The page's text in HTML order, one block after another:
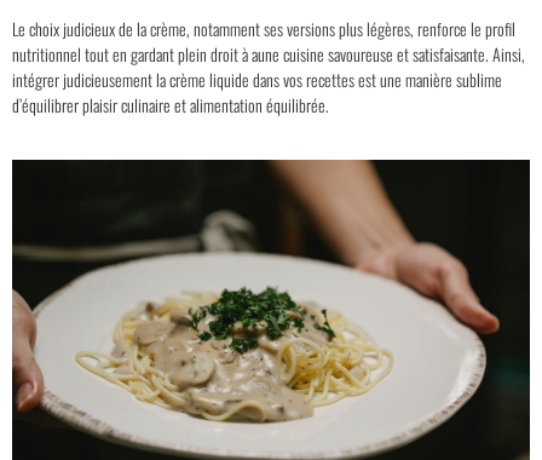
Le choix judicieux de la crème, notamment ses versions plus légères, renforce le profil
nutritionnel tout en gardant plein droit à aune cuisine savoureuse et satisfaisante. Ainsi,
intégrer judicieusement la crème liquide dans vos recettes est une manière sublime
d’équilibrer plaisir culinaire et alimentation équilibrée.